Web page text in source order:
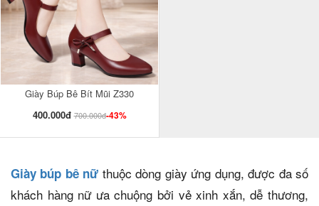
Giày Búp Bê Bít Mũi Z330
400.000đ 700.000đ-43%
Giày búp bê nữ thuộc dòng giày ứng dụng, được đa số
khách hàng nữ ưa chuộng bởi vẻ xinh xắn, dễ thương,